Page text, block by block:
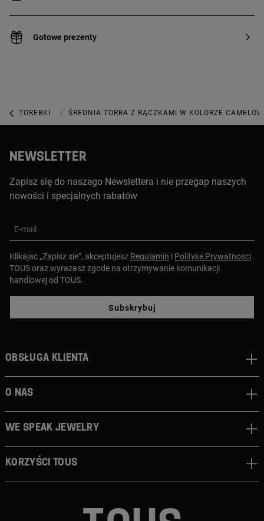
Gotowe prezenty
TOREBKI TOREBKI ŚREDNIEJ WIELKOŚCI
ŚREDNIA TORBA Z RĄCZKAMI W KOLORZE
NEWSLETTER
Zapisz się do naszego Newslettera i nie przegap naszych
nowości i specjalnych rabatów
E-mail
Klikajac „Zapisz sie”, akceptujesz Regulamin i Polityke Prywatnosci
TOUS oraz wyrazasz zgode na otrzymywanie komunikacji
handlowej od TOUS.
Subskrybuj
Obsługa klienta
O nas
We speak jewelry
Korzyści TOUS